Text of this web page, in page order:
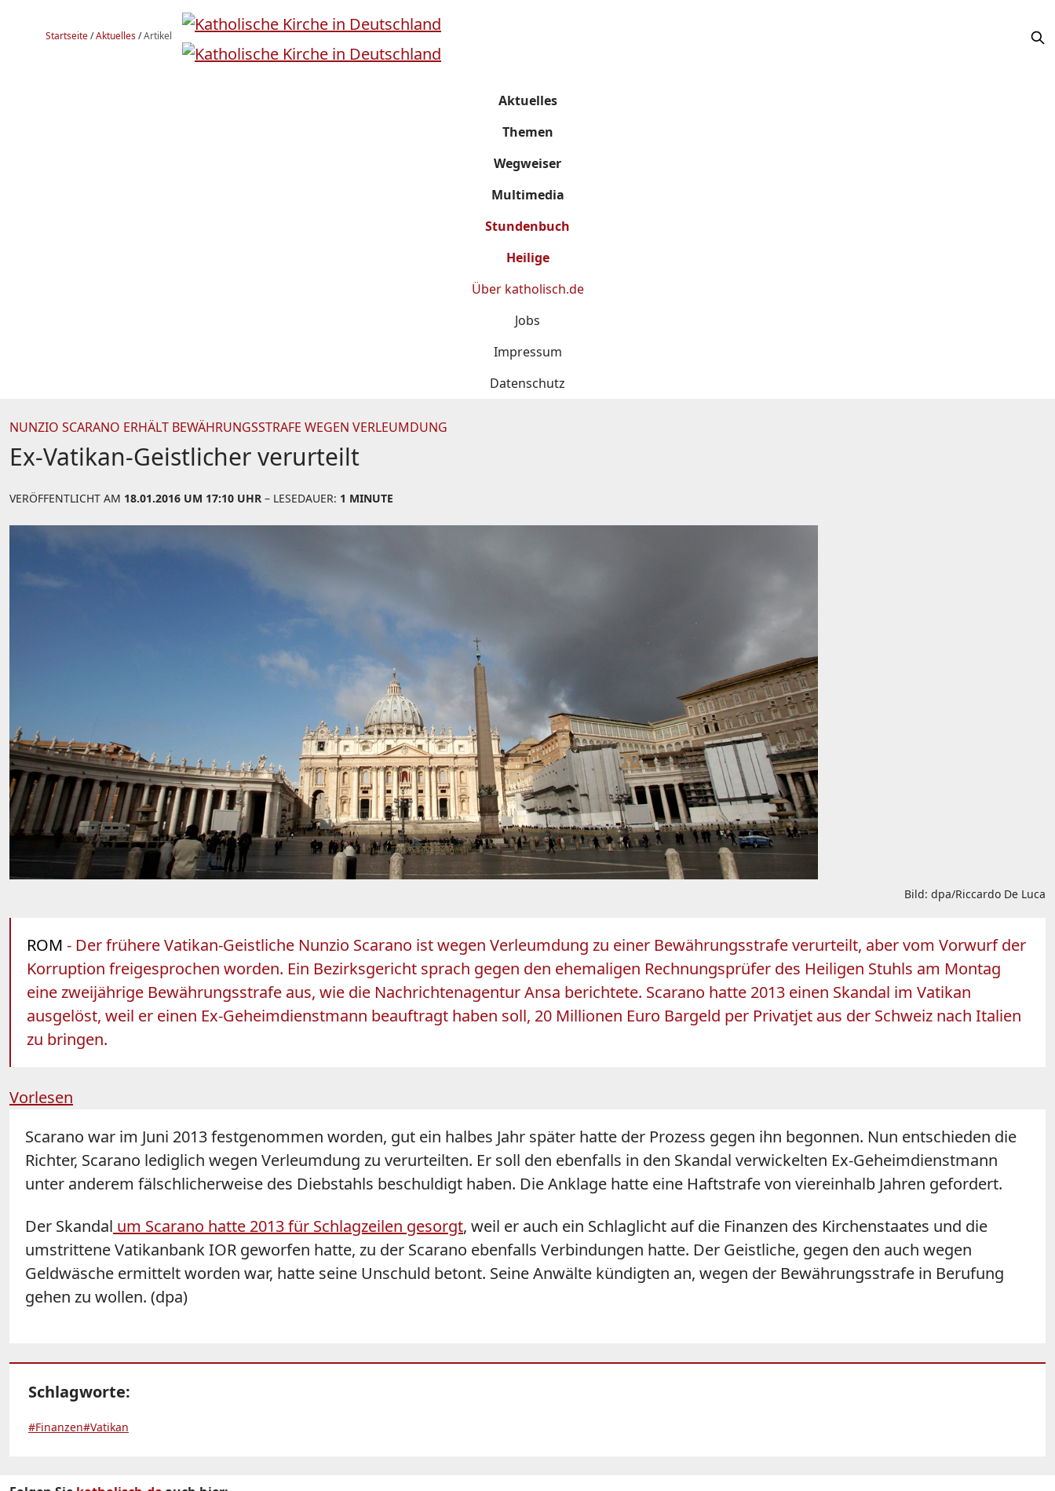
Startseite/Aktuelles/Artikel
Aktuelles
Themen
Wegweiser
Multimedia
Stundenbuch
Heilige
Über katholisch.de
Jobs
Impressum
Datenschutz
NUNZIO SCARANO ERHÄLT BEWÄHRUNGSSTRAFE WEGEN VERLEUMDUNG
Ex-Vatikan-Geistlicher verurteilt
VERÖFFENTLICHT AM 18.01.2016 UM 17:10 UHR – LESEDAUER: 1 MINUTE
Bild: dpa/Riccardo De Luca
ROM - Der frühere Vatikan-Geistliche Nunzio Scarano ist wegen Verleumdung zu einer Bewährungsstrafe verurteilt, aber vom Vorwurf der
Korruption freigesprochen worden. Ein Bezirksgericht sprach gegen den ehemaligen Rechnungsprüfer des Heiligen Stuhls am Montag
eine zweijährige Bewährungsstrafe aus, wie die Nachrichtenagentur Ansa berichtete. Scarano hatte 2013 einen Skandal im Vatikan
ausgelöst, weil er einen Ex-Geheimdienstmann beauftragt haben soll, 20 Millionen Euro Bargeld per Privatjet aus der Schweiz nach Italien
zu bringen.
Vorlesen
Scarano war im Juni 2013 festgenommen worden, gut ein halbes Jahr später hatte der Prozess gegen ihn begonnen. Nun entschieden die
Richter, Scarano lediglich wegen Verleumdung zu verurteilten. Er soll den ebenfalls in den Skandal verwickelten Ex-Geheimdienstmann
unter anderem fälschlicherweise des Diebstahls beschuldigt haben. Die Anklage hatte eine Haftstrafe von viereinhalb Jahren gefordert.
Der Skandal um Scarano hatte 2013 für Schlagzeilen gesorgt, weil er auch ein Schlaglicht auf die Finanzen des Kirchenstaates und die
umstrittene Vatikanbank IOR geworfen hatte, zu der Scarano ebenfalls Verbindungen hatte. Der Geistliche, gegen den auch wegen
Geldwäsche ermittelt worden war, hatte seine Unschuld betont. Seine Anwälte kündigten an, wegen der Bewährungsstrafe in Berufung
gehen zu wollen. (dpa)
Schlagworte:
#Finanzen#Vatikan